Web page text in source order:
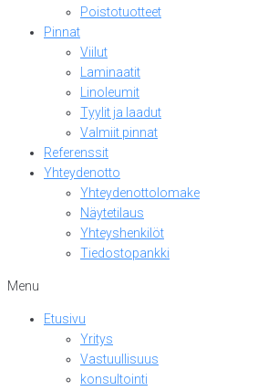
Poistotuotteet
Pinnat
Viilut
Laminaatit
Linoleumit
Tyylit ja laadut
Valmiit pinnat
Referenssit
Yhteydenotto
Yhteydenottolomake
Näytetilaus
Yhteyshenkilöt
Tiedostopankki
Menu
Etusivu
Yritys
Vastuullisuus
konsultointi